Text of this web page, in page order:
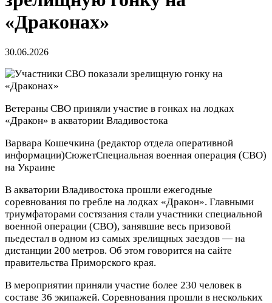
«Драконах»
30.06.2026
Ветераны СВО приняли участие в гонках на лодках
«Дракон» в акватории Владивостока
Варвара Кошечкина (редактор отдела оперативной
информации)СюжетСпециальная военная операция (СВО)
на Украине
В акватории Владивостока прошли ежегодные
соревнования по гребле на лодках «Дракон». Главными
триумфаторами состязания стали участники специальной
военной операции (СВО), занявшие весь призовой
пьедестал в одном из самых зрелищных заездов — на
дистанции 200 метров. Об этом говорится на сайте
правительства Приморского края.
В мероприятии приняли участие более 230 человек в
составе 36 экипажей. Соревнования прошли в нескольких